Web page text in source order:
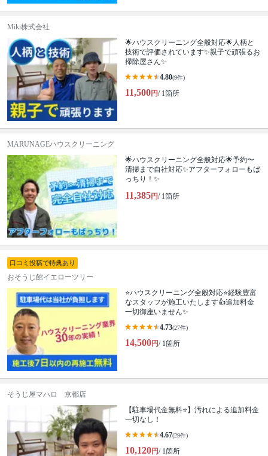
Miki株式会社
🌟ハウスクリーニング全般対応🌟人柄と
技術で評価されています✨親子で頑張るお
掃除屋さん✨
4.80(9件)
11,500円/ 1箇所
MARUNAGEハウスクリーニング
🌟ハウスクリーニング全般対応🌟予約〜
清掃まで自社対応✨アフターフォローもば
っちり！✨
11,385円/ 1箇所
口コミ投稿で特典あり
おそうじ館イエローツリー
⭐ハウスクリーニング全般対応⭐経験豊富
なスタッフが施工いたします👍追加料金
一切御座いません✨
4.73(27件)
14,500円/ 1箇所
そうじ屋マハロ 京都店
【駐車場代金無料⭐️】汚れによる追加料金
一切なし！
4.67(29件)
10,120円/ 1箇所